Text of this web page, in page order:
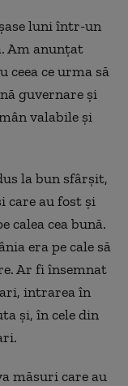
luni într-un
Am anunțat
ce urma să
guvernare și
valabile și
la bun sfârșit,
care au fost și
calea cea bună.
era pe cale să
Ar fi însemnat
intrarea în
și, în cele din
măsuri care au